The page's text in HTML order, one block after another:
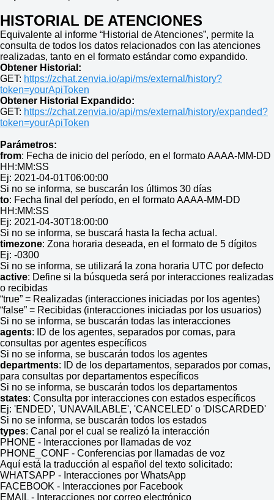
HISTORIAL DE ATENCIONES
Equivalente al informe “Historial de Atenciones”, permite la
consulta de todos los datos relacionados con las atenciones
realizadas, tanto en el formato estándar como expandido.
Obtener Historial:
GET: https://zchat.zenvia.io/api/ms/external/history?
token=yourApiToken
Obtener Historial Expandido:
GET: https://zchat.zenvia.io/api/ms/external/history/expanded?
token=yourApiToken
Parámetros:
from: Fecha de inicio del período, en el formato AAAA-MM-DD
HH:MM:SS
Ej: 2021-04-01T06:00:00
Si no se informa, se buscarán los últimos 30 días
to: Fecha final del período, en el formato AAAA-MM-DD
HH:MM:SS
Ej: 2021-04-30T18:00:00
Si no se informa, se buscará hasta la fecha actual.
timezone: Zona horaria deseada, en el formato de 5 dígitos
Ej: -0300
Si no se informa, se utilizará la zona horaria UTC por defecto
active: Define si la búsqueda será por interacciones realizadas
o recibidas
“true” = Realizadas (interacciones iniciadas por los agentes)
“false” = Recibidas (interacciones iniciadas por los usuarios)
Si no se informa, se buscarán todas las interacciones
agents: ID de los agentes, separados por comas, para
consultas por agentes específicos
Si no se informa, se buscarán todos los agentes
departments: ID de los departamentos, separados por comas,
para consultas por departamentos específicos
Si no se informa, se buscarán todos los departamentos
states: Consulta por interacciones con estados específicos
Ej: 'ENDED', 'UNAVAILABLE', 'CANCELED' o 'DISCARDED'
Si no se informa, se buscarán todos los estados
types: Canal por el cual se realizó la interacción
PHONE - Interacciones por llamadas de voz
PHONE_CONF - Conferencias por llamadas de voz
Aquí está la traducción al español del texto solicitado:
WHATSAPP - Interacciones por WhatsApp
FACEBOOK - Interacciones por Facebook
EMAIL - Interacciones por correo electrónico